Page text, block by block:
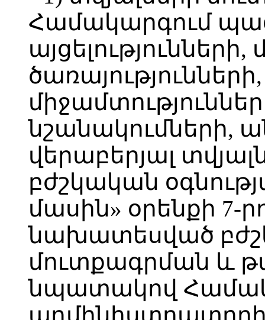
Համակարգում
նշանակումների,
վերաբերյալ
բժշկական
մասին» օրենքի 7-
նախատեսված
մուտքագրման և
նպատակով